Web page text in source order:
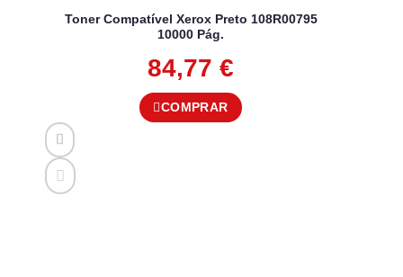
Toner Compatível Xerox Preto 108R00795
10000 Pág.
84,77 €
COMPRAR